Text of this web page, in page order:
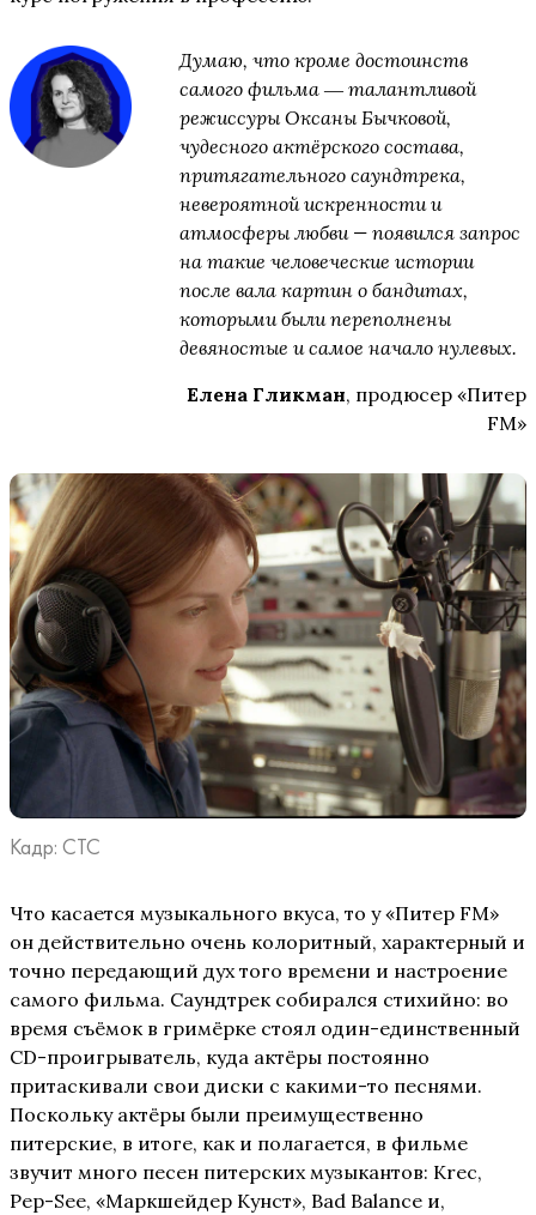
Думаю, что кроме достоинств
самого фильма ― талантливой
режиссуры Оксаны Бычковой,
чудесного актёрского состава,
притягательного саундтрека,
невероятной искренности и
атмосферы любви — появился запрос
на такие человеческие истории
после вала картин о бандитах,
которыми были переполнены
девяностые и самое начало нулевых.
Елена Гликман, продюсер «Питер
FM»
Кадр: СТС
Что касается музыкального вкуса, то у «Питер FM»
он действительно очень колоритный, характерный и
точно передающий дух того времени и настроение
самого фильма. Саундтрек собирался стихийно: во
время съёмок в гримёрке стоял один-единственный
CD-проигрыватель, куда актёры постоянно
притаскивали свои диски с какими-то песнями.
Поскольку актёры были преимущественно
питерские, в итоге, как и полагается, в фильме
звучит много песен питерских музыкантов: Krec,
Pep-See, «Маркшейдер Кунст», Bad Balance и,